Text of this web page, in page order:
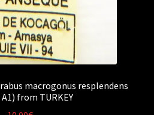
macrogonus resplendens
from TURKEY